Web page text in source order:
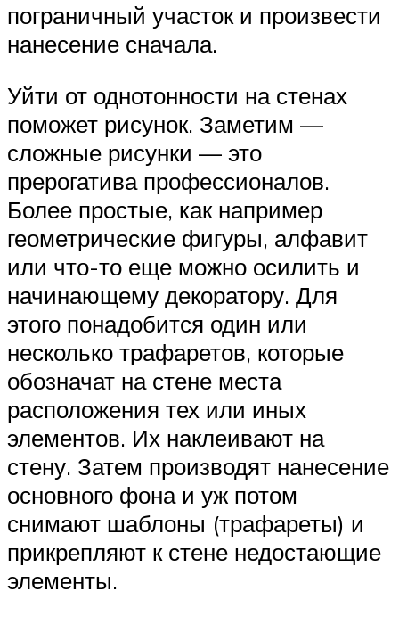
пограничный участок и произвести
нанесение сначала.
Уйти от однотонности на стенах
поможет рисунок. Заметим —
сложные рисунки — это
прерогатива профессионалов.
Более простые, как например
геометрические фигуры, алфавит
или что-то еще можно осилить и
начинающему декоратору. Для
этого понадобится один или
несколько трафаретов, которые
обозначат на стене места
расположения тех или иных
элементов. Их наклеивают на
стену. Затем производят нанесение
основного фона и уж потом
снимают шаблоны (трафареты) и
прикрепляют к стене недостающие
элементы.